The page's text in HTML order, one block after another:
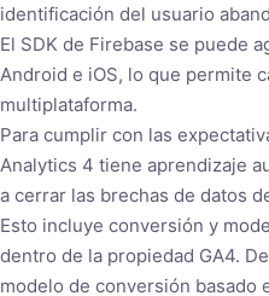
identificación del usuario
El SDK de Firebase se puede
Android e iOS, lo que permite
multiplataforma.
Para cumplir con las
Analytics 4 tiene aprendizaje
a cerrar las brechas de datos
Esto incluye conversión y
dentro de la propiedad GA4.
modelo de conversión basado